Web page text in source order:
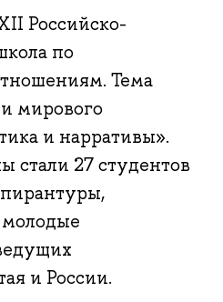
Российско-
по
Тема
мирового
и нарративы».
стали 27 студентов
и России.